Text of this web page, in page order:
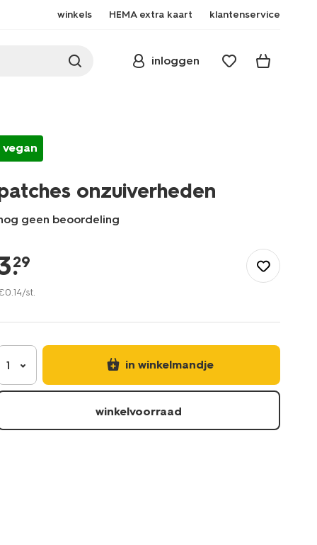
winkels HEMA extra kaart klantenservice
inloggen
vegan
onzuiverheden
geen beoordeling
verzorging/gezichtsverzorging/gezichtsmaskers/
.
29
0.14/st.
1 in winkelmandje
winkelvoorraad